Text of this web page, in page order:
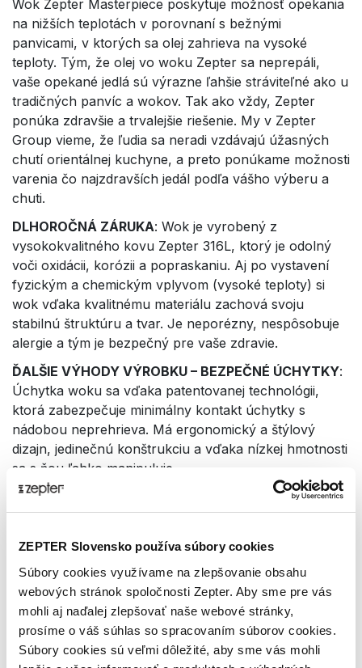
ZEPTER Slovensko používa súbory cookies
Súbory cookies využívame na zlepšovanie obsahu
webových stránok spoločnosti Zepter. Aby sme pre vás
mohli aj naďalej zlepšovať naše webové stránky,
prosíme o váš súhlas so spracovaním súborov cookies.
Súbory cookies sú veľmi dôležité, aby sme vás mohli
Wok Zepter Masterpiece poskytuje možnosť opekania
na nižších teplotách v porovnaní s bežnými
panvicami, v ktorých sa olej zahrieva na vysoké
teploty. Tým, že olej vo woku Zepter sa neprepáli,
vaše opekané jedlá sú výrazne ľahšie stráviteľné ako u
tradičných panvíc a wokov. Tak ako vždy, Zepter
ponúka zdravšie a trvalejšie riešenie. My v Zepter
Group vieme, že ľudia sa neradi vzdávajú úžasných
chutí orientálnej kuchyne, a preto ponúkame možnosti
varenia čo najzdravších jedál podľa vášho výberu a
chuti.
DLHOROČNÁ ZÁRUKA: Wok je vyrobený z
vysokokvalitného kovu Zepter 316L, ktorý je odolný
voči oxidácii, korózii a popraskaniu. Aj po vystavení
fyzickým a chemickým vplyvom (vysoké teploty) si
wok vďaka kvalitnému materiálu zachová svoju
stabilnú štruktúru a tvar. Je neporézny, nespôsobuje
alergie a tým je bezpečný pre vaše zdravie.
ĎALŠIE VÝHODY VÝROBKU – BEZPEČNÉ ÚCHYTKY:
Úchytka woku sa vďaka patentovanej technológii,
ktorá zabezpečuje minimálny kontakt úchytky s
nádobou neprehrieva. Má ergonomický a štýlový
dizajn, jedinečnú konštrukciu a vďaka nízkej hmotnosti
sa s ňou ľahko manipuluje.
Technické dáta
KÓD PRODUKTU
Z-W2424-SC